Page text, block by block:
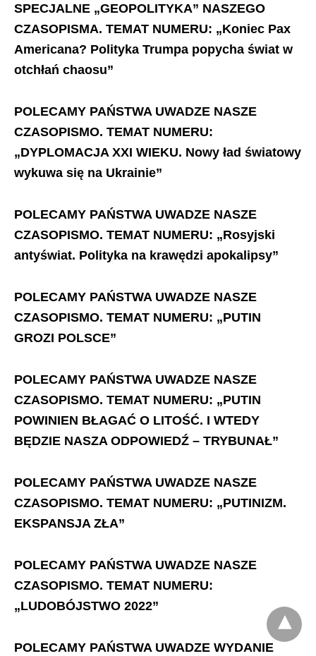
SPECJALNE „GEOPOLITYKA” NASZEGO
CZASOPISMA. TEMAT NUMERU: „Koniec Pax
Americana? Polityka Trumpa popycha świat w
otchłań chaosu”
POLECAMY PAŃSTWA UWADZE NASZE
CZASOPISMO. TEMAT NUMERU:
„DYPLOMACJA XXI WIEKU. Nowy ład światowy
wykuwa się na Ukrainie”
POLECAMY PAŃSTWA UWADZE NASZE
CZASOPISMO. TEMAT NUMERU: „Rosyjski
antyświat. Polityka na krawędzi apokalipsy”
POLECAMY PAŃSTWA UWADZE NASZE
CZASOPISMO. TEMAT NUMERU: „PUTIN
GROZI POLSCE”
POLECAMY PAŃSTWA UWADZE NASZE
CZASOPISMO. TEMAT NUMERU: „PUTIN
POWINIEN BŁAGAĆ O LITOŚĆ. I WTEDY
BĘDZIE NASZA ODPOWIEDŹ – TRYBUNAŁ”
POLECAMY PAŃSTWA UWADZE NASZE
CZASOPISMO. TEMAT NUMERU: „PUTINIZM.
EKSPANSJA ZŁA”
POLECAMY PAŃSTWA UWADZE NASZE
CZASOPISMO. TEMAT NUMERU:
„LUDOBÓJSTWO 2022”
POLECAMY PAŃSTWA UWADZE WYDANIE